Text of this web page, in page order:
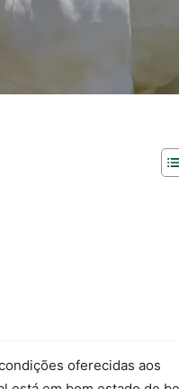
oferecidas aos